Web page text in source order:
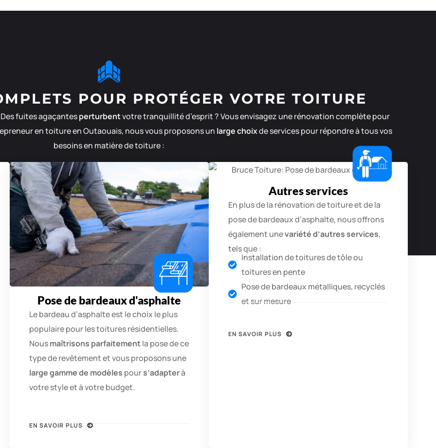
POUR PROTÉGER VOTRE TOITURE
fuites agaçantesperturbentvotre tranquillité d’esprit ? Vous envisagez une rénovation complète pour
en toiture en Outaouais, nous vous proposons un large choixde services pour répondre à tous vos
besoins en matière de toiture :
Pose de bardeaux d'asphalte
Le bardeau d’asphalte est le choix le plus
populaire pour les toitures résidentielles.
Nousmaîtrisons parfaitementla pose de ce
type de revêtement et vous proposons une
large gamme de modèles pours’adapterà
votre style et à votre budget.
EN SAVOIR PLUS
Autres services
En plus de la rénovation de toiture et de la
pose de bardeaux d’asphalte, nous offrons
également unevariété d’autres services,
tels que :
Installation de toitures de tôle ou
toitures en pente
Pose de bardeaux métalliques, recyclés
et sur mesure
EN SAVOIR PLUS